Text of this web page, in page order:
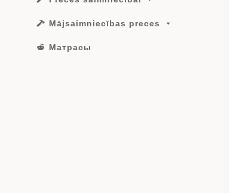
Mājsaimniecības preces
Матрасы